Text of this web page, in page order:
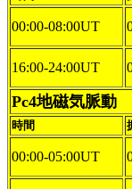
00:00-08:00UT
16:00-24:00UT
Pc4地磁気脈動
時間
00:00-05:00UT